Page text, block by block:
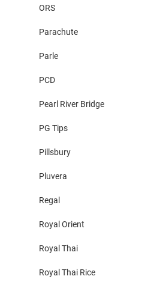
ORS
Parachute
Parle
PCD
Pearl River Bridge
PG Tips
Pillsbury
Pluvera
Regal
Royal Orient
Royal Thai
Royal Thai Rice